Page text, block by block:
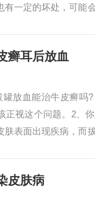
一定的坏处，可能
癣耳后放血
放血能治牛皮癣吗
正视这个问题。2、
肤表面出现疾病，而
皮肤病